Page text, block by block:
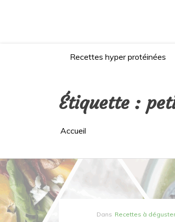
Recettes hyper protéinées
Étiquette :
Accueil
Dans Recettes à